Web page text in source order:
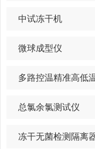
中试冻干机
微球成型仪
多路控温精准高低
总氯余氯测试仪
冻干无菌检测隔离